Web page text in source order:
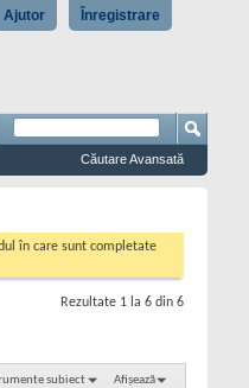
Înregistrare
Ajutor
Căutare Avansată
în care sunt completate
Rezultate 1 la 6 din 6
subiect Afișează